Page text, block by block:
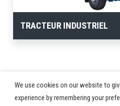
TRACTEUR INDUSTRIEL
We use cookies on our website to
experience by remembering your